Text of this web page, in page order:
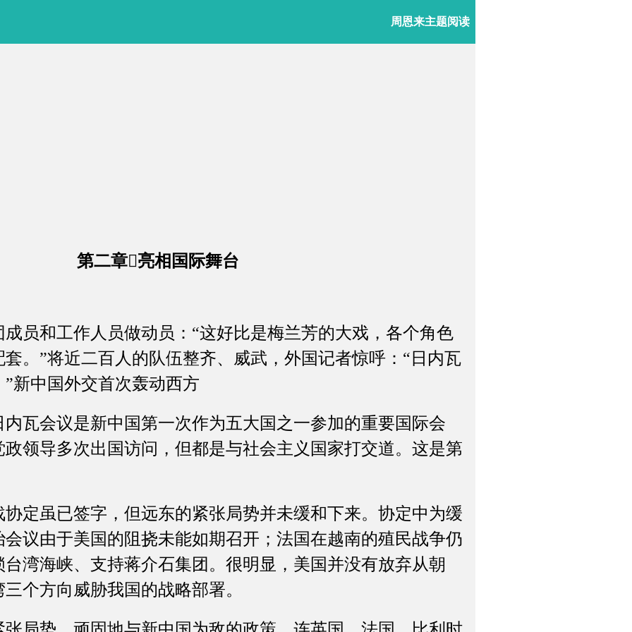
周恩来主题阅读
第二章亮相国际舞台
和工作人员做动员：“这好比是梅兰芳的大戏，各个角色
。”将近二百人的队伍整齐、威武，外国记者惊呼：“日内瓦
新中国外交首次轰动西方
会议是新中国第一次作为五大国之一参加的重要国际会
领导多次出国访问，但都是与社会主义国家打交道。这是第
虽已签字，但远东的紧张局势并未缓和下来。协定中为缓
议由于美国的阻挠未能如期召开；法国在越南的殖民战争仍
湾海峡、支持蒋介石集团。很明显，美国并没有放弃从朝
个方向威胁我国的战略部署。